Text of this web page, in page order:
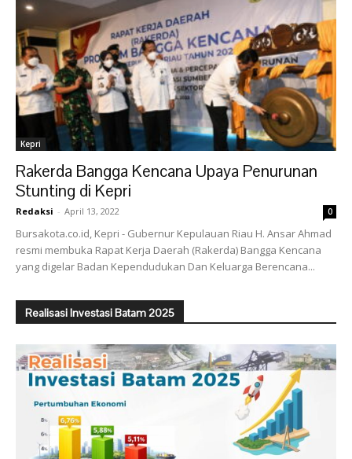
Kepri
Rakerda Bangga Kencana Upaya Penurunan
Stunting di Kepri
Redaksi - April 13, 2022 0
Bursakota.co.id, Kepri - Gubernur Kepulauan Riau H. Ansar Ahmad
resmi membuka Rapat Kerja Daerah (Rakerda) Bangga Kencana
yang digelar Badan Kependudukan Dan Keluarga Berencana...
Realisasi Investasi Batam 2025